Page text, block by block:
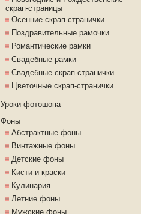
скрап-страницы
Осенние скрап-странички
Поздравительные рамочки
Романтические рамки
Свадебные рамки
Свадебные скрап-странички
Цветочные скрап-странички
Уроки фотошопа
Фоны
Абстрактные фоны
Винтажные фоны
Детские фоны
Кисти и краски
Кулинария
Летние фоны
Мужские фоны